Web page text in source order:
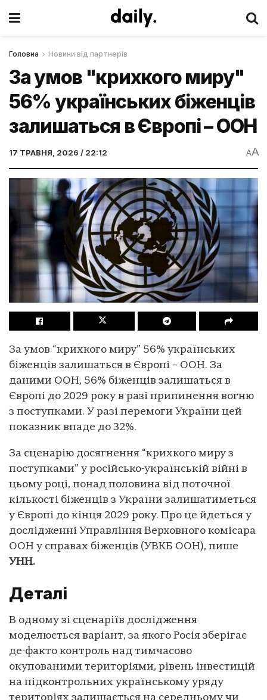
Головна Новини від партнерів
За умов "крихкого миру"
56% українських біженців
залишаться в Європі – ООН
17 ТРАВНЯ, 2026 / 22:12 AA
За умов “крихкого миру” 56% українських
біженців залишаться в Європі – ООН. За
даними ООН, 56% біженців залишаться в
Європі до 2029 року в разі припинення вогню
з поступками. У разі перемоги України цей
показник впаде до 32%.
За сценарію досягнення “крихкого миру з
поступками” у російсько-українській війні в
цьому році, понад половина від поточної
кількості біженців з України залишатиметься
у Європі до кінця 2029 року. Про це йдеться у
дослідженні Управління Верховного комісара
ООН у справах біженців (УВКБ ООН), пише
УНН.
Деталі
В одному зі сценаріїв дослідження
моделюється варіант, за якого Росія зберігає
де-факто контроль над тимчасово
окупованими територіями, рівень інвестицій
на підконтрольних українському уряду